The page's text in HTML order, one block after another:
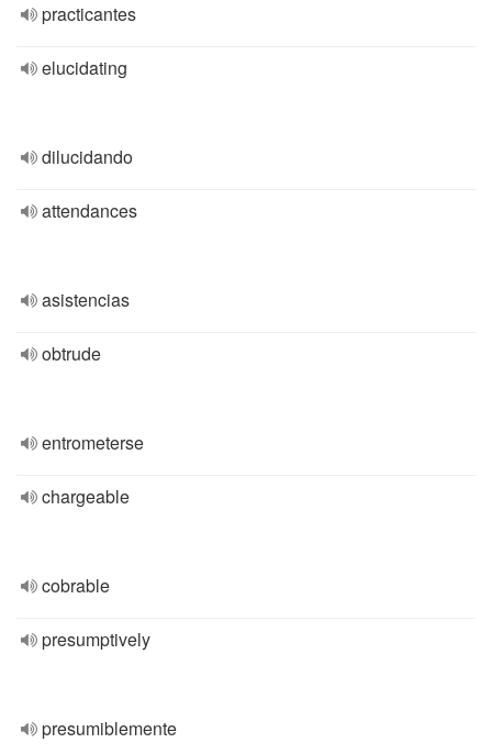
practicantes
elucidating
dilucidando
attendances
asistencias
obtrude
entrometerse
chargeable
cobrable
presumptively
presumiblemente